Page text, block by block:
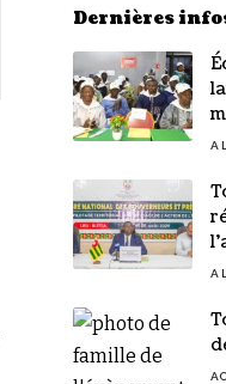
Dernières
A
A